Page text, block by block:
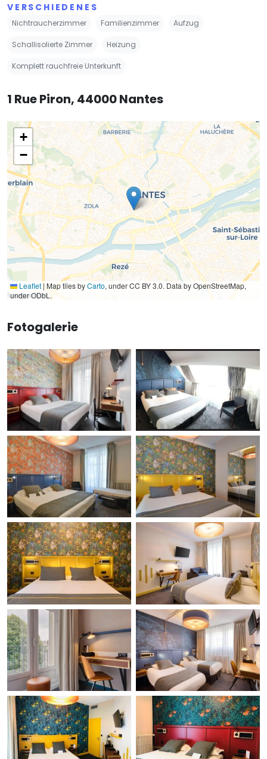
VERSCHIEDENES
Nichtraucherzimmer Familienzimmer Aufzug
Schallisolierte Zimmer Heizung
Komplett rauchfreie Unterkunft
1 Rue Piron, 44000 Nantes
+
−
Leaflet | Map tiles byCarto, under CC BY 3.0. Data by OpenStreetMap,
under ODbL.
Fotogalerie